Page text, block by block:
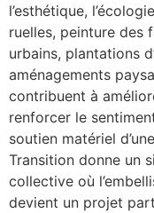
l’esthétique,
ruelles, peinture des
urbains, plantations
aménagements
contribuent à
renforcer le
soutien matériel
Transition donne un
collective où
devient un projet